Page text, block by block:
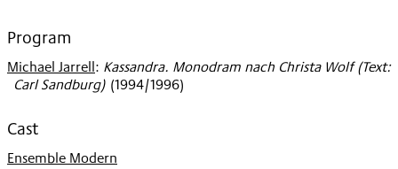
Nov
1996
Program
Michael Jarrell: Kassandra. Monodram nach Christa Wolf (Text:
Carl Sandburg) (1994/1996)
Cast
Ensemble Modern